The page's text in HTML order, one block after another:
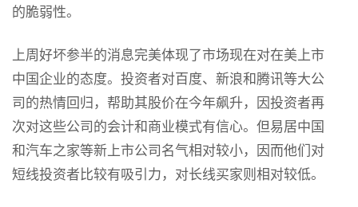
的脆弱性。
上周好坏参半的消息完美体现了市场现在对在美上市
中国企业的态度。投资者对百度、新浪和腾讯等大公
司的热情回归，帮助其股价在今年飙升，因投资者再
次对这些公司的会计和商业模式有信心。但易居中国
和汽车之家等新上市公司名气相对较小，因而他们对
短线投资者比较有吸引力，对长线买家则相对较低。